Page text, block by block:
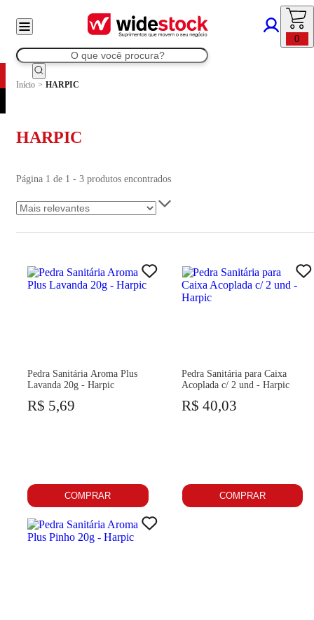
0
Início > HARPIC
HARPIC
Página 1 de 1 - 3 produtos encontrados
Pedra Sanitária Aroma Plus
Lavanda 20g - Harpic
R$ 5,69
COMPRAR
Pedra Sanitária para Caixa
Acoplada c/ 2 und - Harpic
R$ 40,03
COMPRAR